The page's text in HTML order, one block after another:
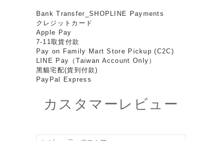
Bank Transfer_SHOPLINE Payments
クレジットカード
Apple Pay
7-11取貨付款
Pay on Family Mart Store Pickup (C2C)
LINE Pay（Taiwan Account Only）
黑貓宅配(貨到付款)
PayPal Express
カスタマーレビュー